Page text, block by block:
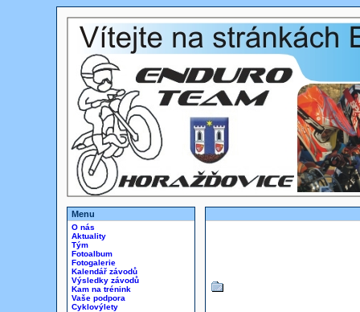
Menu
O nás
Aktuality
Tým
Fotoalbum
Fotogalerie
Kalendář závodů
Výsledky závodů
Kam na trénink
Vaše podpora
Cyklovýlety